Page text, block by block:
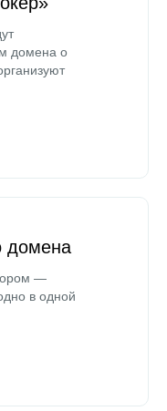
домена о
домена
—
в одной